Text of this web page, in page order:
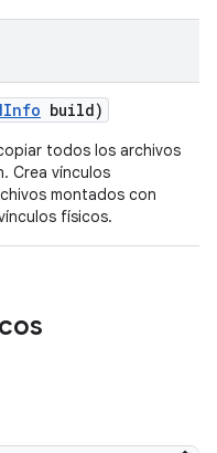
Info build)
todos los archivos
Crea vínculos
montados con
físicos.